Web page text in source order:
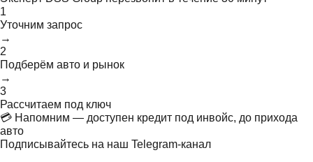
1
Уточним запрос
→
2
Подберём авто и рынок
→
3
Рассчитаем под ключ
💳 Напомним — доступен кредит под инвойс, до прихода
авто
Подписывайтесь на наш Telegram-канал